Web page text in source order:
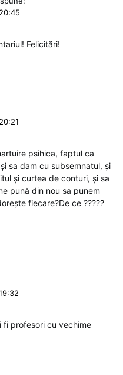
Felicitări!
psihica, faptul ca
sa dam cu subsemnatul, și
și curtea de conturi, și sa
pună din nou sa punem
fiecare?De ce ?????
fi profesori cu vechime